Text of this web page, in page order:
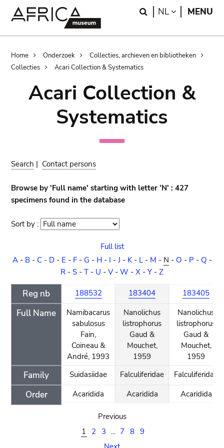
Search
NL LANGUAGE
MENU
Breadcrumb
Home Onderzoek
Collecties, archieven en bibliotheken
Collecties
Acari Collection & Systematics
Acari Collection &
Systematics
Search | Contact persons
Browse by 'Full name' starting with letter 'N' : 427
specimens found in the database
Sort by : Sort
Full list
A- B- C- D- E - F- G - H- I -J - K- L- M - N - O - P - Q -
R - S - T - U - V- W - X - Y - Z
Reg nb
Full Name
Family
Order
188532
Namibacarus
sabulosus
Fain,
Coineau &
André, 1993
Suidasiidae
Acaridida
183404
Nanolichus
listrophorus
Gaud &
Mouchet,
1959
Falculiferidae
Acaridida
183405
Nanolichus
listrophorus
Gaud &
Mouchet,
1959
Falculiferidae
Acaridida
Previous
1
2 3 ... 7 8 9